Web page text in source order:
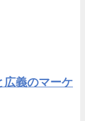
広義のマーケ